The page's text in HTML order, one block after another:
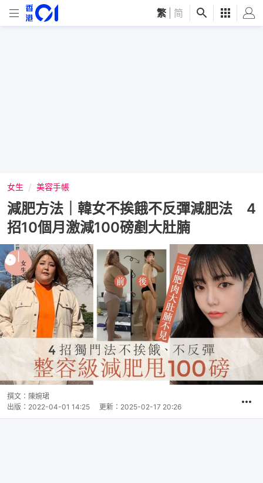
繁 简
女生 美容手帳
減肥方法｜韓女不挨餓不反彈減肥法 4
招10個月激減100磅剷大肚腩
撰文： 陳婉珺
出版： 2022-04-01 14:25 更新： 2025-02-17 20:26